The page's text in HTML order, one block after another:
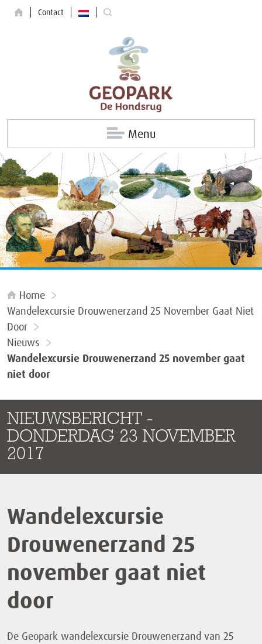
Contact
Menu
Home
Wandelexcursie Drouwenerzand 25 November Gaat Niet
Door
Nieuws
Wandelexcursie Drouwenerzand 25 november gaat
niet door
NIEUWSBERICHT -
DONDERDAG 23 NOVEMBER
2017
Wandelexcursie
Drouwenerzand 25
november gaat niet
door
De Geopark wandelexcursie Drouwenerzand van 25